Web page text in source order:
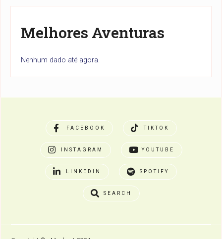
Melhores Aventuras
Nenhum dado até agora.
FACEBOOK TIKTOK
INSTAGRAM YOUTUBE
LINKEDIN SPOTIFY
SEARCH